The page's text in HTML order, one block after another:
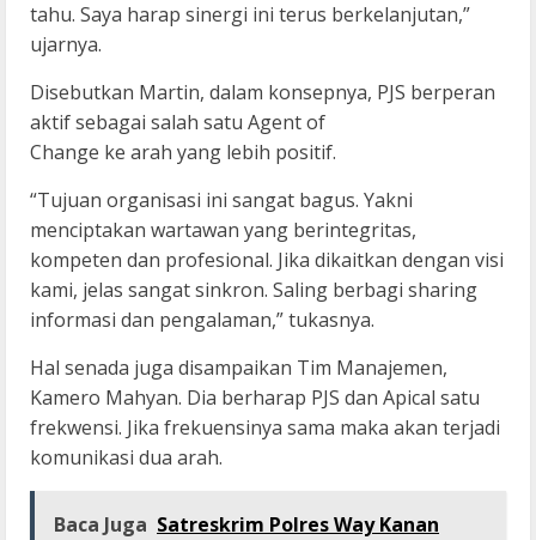
tahu. Saya harap sinergi ini terus berkelanjutan,”
ujarnya.
Disebutkan Martin, dalam konsepnya, PJS berperan
aktif sebagai salah satu Agent of
Change ke arah yang lebih positif.
“Tujuan organisasi ini sangat bagus. Yakni
menciptakan wartawan yang berintegritas,
kompeten dan profesional. Jika dikaitkan dengan visi
kami, jelas sangat sinkron. Saling berbagi sharing
informasi dan pengalaman,” tukasnya.
Hal senada juga disampaikan Tim Manajemen,
Kamero Mahyan. Dia berharap PJS dan Apical satu
frekwensi. Jika frekuensinya sama maka akan terjadi
komunikasi dua arah.
Baca Juga Satreskrim Polres Way Kanan